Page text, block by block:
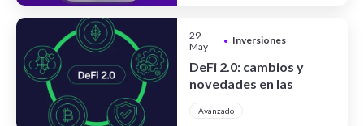
29
May
• Inversiones
DeFi 2.0: cambios y
novedades en las
descentralizadas
Avanzado